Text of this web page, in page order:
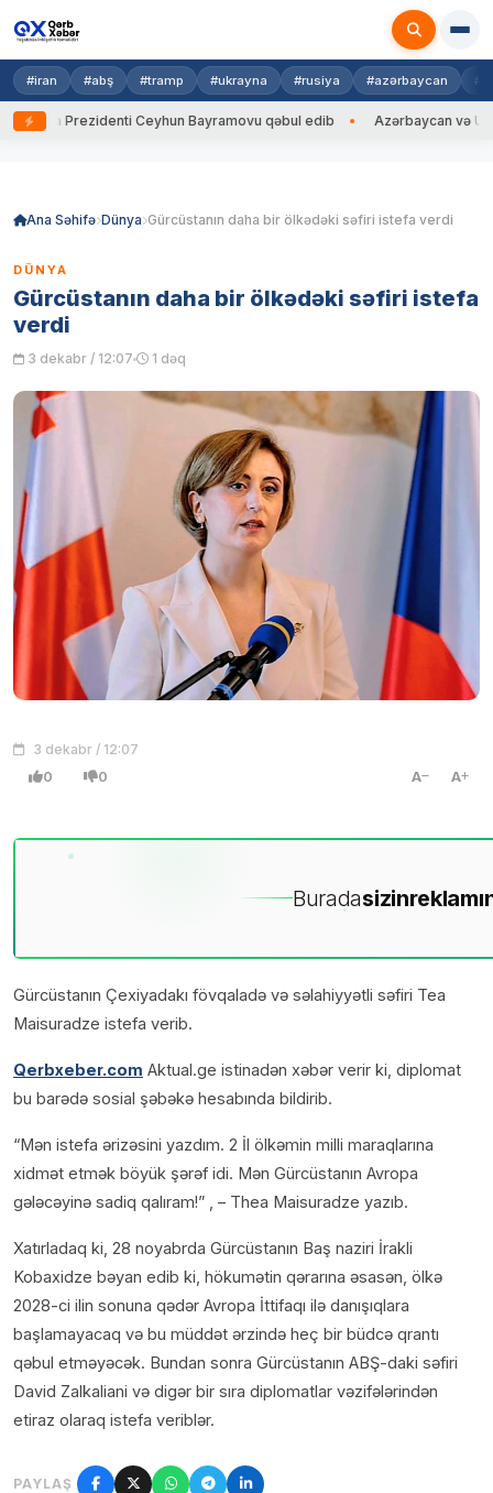
#iran #abş #tramp #ukrayna #rusiya #azərbaycan
Prezidenti Ceyhun Bayramovu qəbul edib Azərbaycan və
Ana Səhifə Dünya Gürcüstanın daha bir ölkədəki səfiri istefa verdi
DÜNYA
Gürcüstanın daha bir ölkədəki səfiri istefa
verdi
3 dekabr / 12:07 1 dəq
3 dekabr / 12:07
0 0 A A
Buradasizin
Gürcüstanın Çexiyadakı fövqaladə və səlahiyyətli səfiri Tea
Maisuradze istefa verib.
Qerbxeber.com Aktual.ge istinadən xəbər verir ki, diplomat
bu barədə sosial şəbəkə hesabında bildirib.
“Mən istefa ərizəsini yazdım. 2 İl ölkəmin milli maraqlarına
xidmət etmək böyük şərəf idi. Mən Gürcüstanın Avropa
gələcəyinə sadiq qalıram!” , – Thea Maisuradze yazıb.
Xatırladaq ki, 28 noyabrda Gürcüstanın Baş naziri İrakli
Kobaxidze bəyan edib ki, hökumətin qərarına əsasən, ölkə
2028-ci ilin sonuna qədər Avropa İttifaqı ilə danışıqlara
başlamayacaq və bu müddət ərzində heç bir büdcə qrantı
qəbul etməyəcək. Bundan sonra Gürcüstanın ABŞ-daki səfiri
David Zalkaliani və digər bir sıra diplomatlar vəzifələrindən
etiraz olaraq istefa veriblər.
PAYLAŞ